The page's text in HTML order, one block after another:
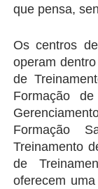
que pensa,
Os centros
operam
de
Formação
Formação
Treinamento
de
oferecem